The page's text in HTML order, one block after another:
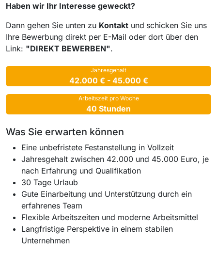
Haben wir Ihr Interesse geweckt?
Dann gehen Sie unten zu Kontakt und schicken Sie uns
Ihre Bewerbung direkt per E-Mail oder dort über den
Link: "DIREKT BEWERBEN".
Jahresgehalt
42.000 € - 45.000 €
Arbeitszeit pro Woche
40 Stunden
Was Sie erwarten können
Eine unbefristete Festanstellung in Vollzeit
Jahresgehalt zwischen 42.000 und 45.000 Euro, je
nach Erfahrung und Qualifikation
30 Tage Urlaub
Gute Einarbeitung und Unterstützung durch ein
erfahrenes Team
Flexible Arbeitszeiten und moderne Arbeitsmittel
Langfristige Perspektive in einem stabilen
Unternehmen